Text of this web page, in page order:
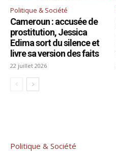
Politique & Société
Cameroun : accusée de
prostitution, Jessica
Edima sort du silence et
livre sa version des faits
22 juillet 2026